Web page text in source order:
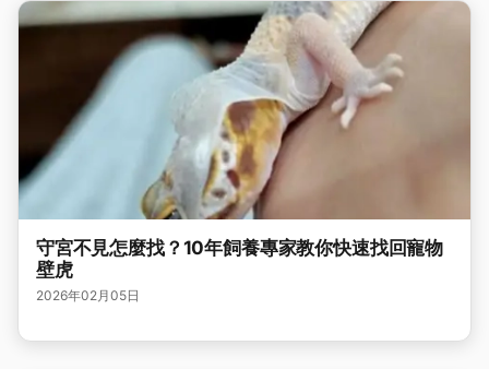
守宮不見怎麼找？10年飼養專家教你快速找回寵物
壁虎
2026年02月05日